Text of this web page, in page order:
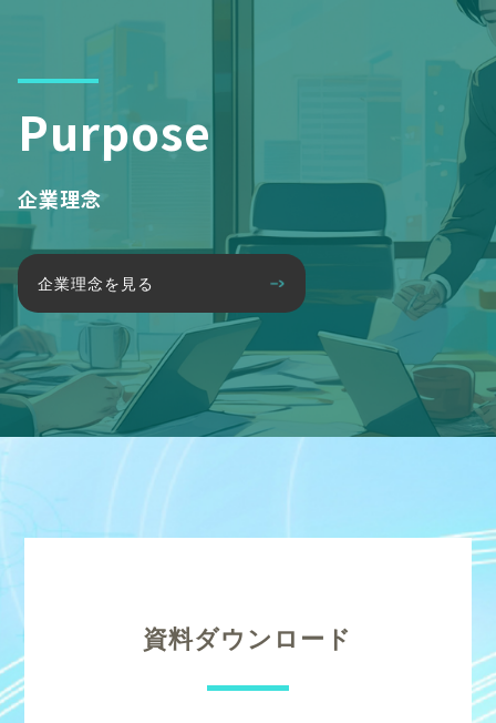
Purpose
企業理念
企業理念を見る
資料ダウンロード